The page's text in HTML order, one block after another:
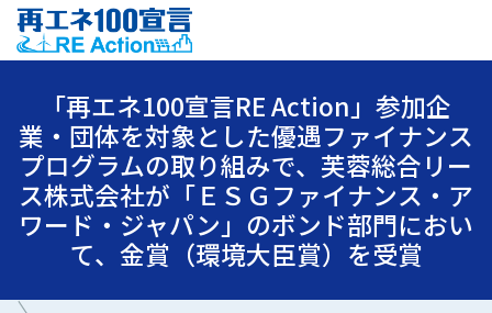
「再エネ100宣言RE Action」参加企
業・団体を対象とした優遇ファイナンス
プログラムの取り組みで、芙蓉総合リー
ス株式会社が「ＥＳＧファイナンス・ア
ワード・ジャパン」のボンド部門におい
て、金賞（環境大臣賞）を受賞